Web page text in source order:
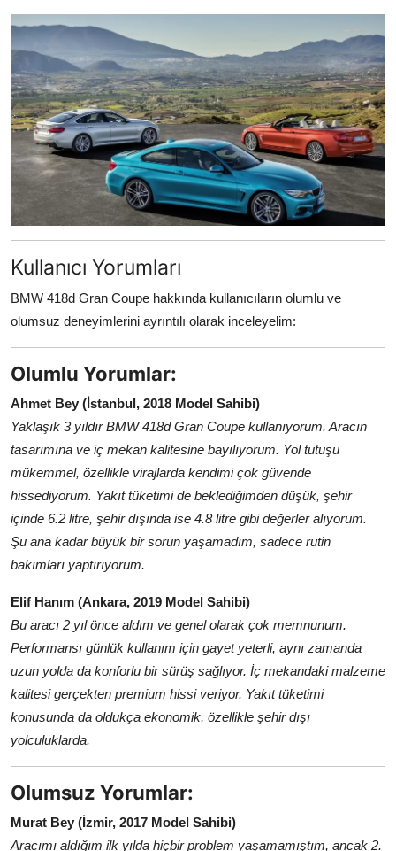
Kullanıcı Yorumları
BMW 418d Gran Coupe hakkında kullanıcıların olumlu ve
olumsuz deneyimlerini ayrıntılı olarak inceleyelim:
Olumlu Yorumlar:
Ahmet Bey (İstanbul, 2018 Model Sahibi)
Yaklaşık 3 yıldır BMW 418d Gran Coupe kullanıyorum. Aracın
tasarımına ve iç mekan kalitesine bayılıyorum. Yol tutuşu
mükemmel, özellikle virajlarda kendimi çok güvende
hissediyorum. Yakıt tüketimi de beklediğimden düşük, şehir
içinde 6.2 litre, şehir dışında ise 4.8 litre gibi değerler alıyorum.
Şu ana kadar büyük bir sorun yaşamadım, sadece rutin
bakımları yaptırıyorum.
Elif Hanım (Ankara, 2019 Model Sahibi)
Bu aracı 2 yıl önce aldım ve genel olarak çok memnunum.
Performansı günlük kullanım için gayet yeterli, aynı zamanda
uzun yolda da konforlu bir sürüş sağlıyor. İç mekandaki malzeme
kalitesi gerçekten premium hissi veriyor. Yakıt tüketimi
konusunda da oldukça ekonomik, özellikle şehir dışı
yolculuklarda.
Olumsuz Yorumlar:
Murat Bey (İzmir, 2017 Model Sahibi)
Aracımı aldığım ilk yılda hiçbir problem yaşamamıştım, ancak 2.